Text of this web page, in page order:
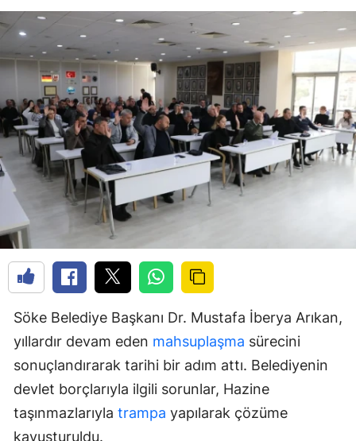
Söke Belediye Başkanı Dr. Mustafa İberya Arıkan,
yıllardır devam eden mahsuplaşma sürecini
sonuçlandırarak tarihi bir adım attı. Belediyenin
devlet borçlarıyla ilgili sorunlar, Hazine
taşınmazlarıyla trampa yapılarak çözüme
kavuşturuldu.